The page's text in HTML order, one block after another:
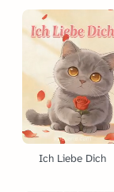
Ich Liebe Dich